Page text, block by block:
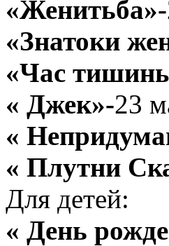
«Женитьба»-
«Знатоки
«Час
« Джек»-23
«
« Плутни
Для детей:
« День